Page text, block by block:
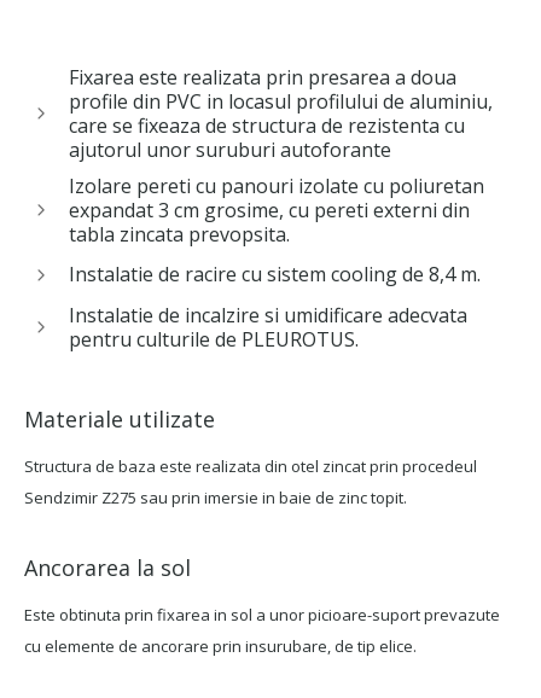
Fixarea este realizata prin presarea a doua
profile din PVC in locasul profilului de aluminiu,
care se fixeaza de structura de rezistenta cu
ajutorul unor suruburi autoforante
Izolare pereti cu panouri izolate cu poliuretan
expandat 3 cm grosime, cu pereti externi din
tabla zincata prevopsita.
Instalatie de racire cu sistem cooling de 8,4 m.
Instalatie de incalzire si umidificare adecvata
pentru culturile de PLEUROTUS.
Materiale utilizate
Structura de baza este realizata din otel zincat prin procedeul
Sendzimir Z275 sau prin imersie in baie de zinc topit.
Ancorarea la sol
Este obtinuta prin fixarea in sol a unor picioare-suport prevazute
cu elemente de ancorare prin insurubare, de tip elice.